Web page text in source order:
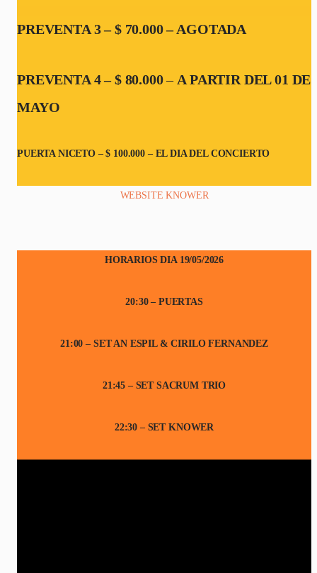
PREVENTA 3 – $ 70.000 – AGOTADA
PREVENTA 4 – $ 80.000– A PARTIR DEL 01 DE
MAYO
PUERTA NICETO – $ 100.000 – EL DIA DEL CONCIERTO
WEBSITE KNOWER
HORARIOS DIA 19/05/2026
20:30 – PUERTAS
21:00 – SET AN ESPIL & CIRILO FERNANDEZ
21:45 – SET SACRUM TRIO
22:30 – SET KNOWER